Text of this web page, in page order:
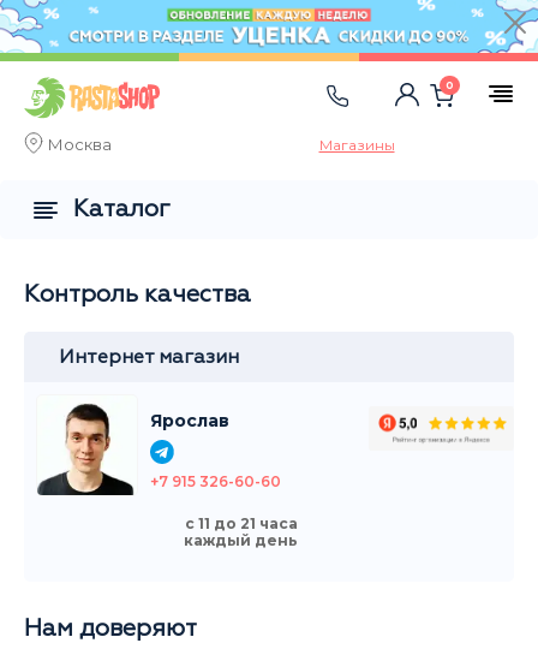
Москва Магазины
0
Контроль качества
Интернет магазин
Ярослав
+7 915 326-60-60
с 11 до 21 часа
каждый день
Нам доверяют
Каталог